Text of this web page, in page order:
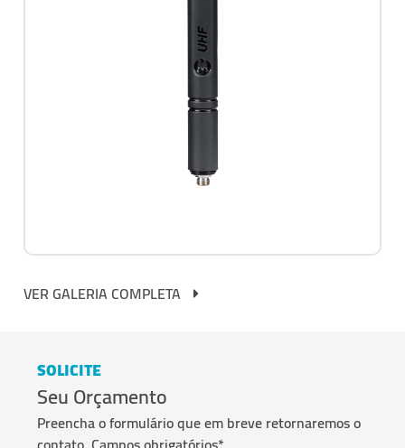
VER GALERIA COMPLETA
SOLICITE
Seu Orçamento
Preencha o formulário que em breve retornaremos o